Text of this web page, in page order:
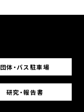
団体・バス駐車場
研究・報告書